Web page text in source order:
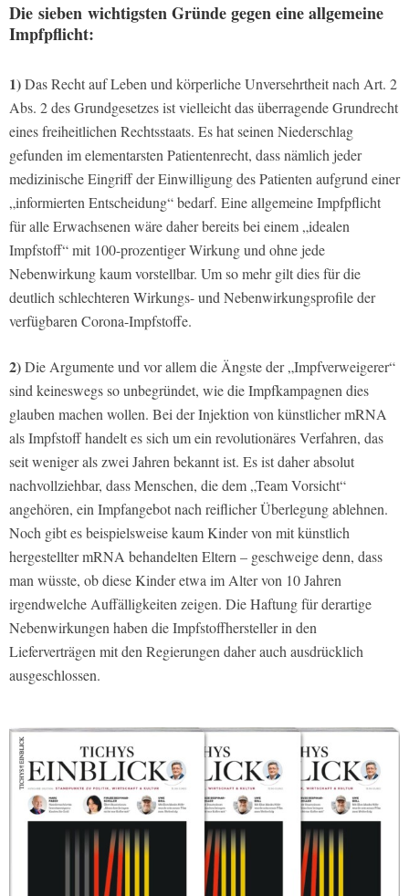
Die sieben wichtigsten Gründe gegen eine allgemeine
Impfpflicht:
1)Das Recht auf Leben und körperliche Unversehrtheit nach Art. 2
Abs. 2 des Grundgesetzes ist vielleicht das überragende Grundrecht
eines freiheitlichen Rechtsstaats. Es hat seinen Niederschlag
gefunden im elementarsten Patientenrecht, dass nämlich jeder
medizinische Eingriff der Einwilligung des Patienten aufgrund einer
„informierten Entscheidung“ bedarf. Eine allgemeine Impfpflicht
für alle Erwachsenen wäre daher bereits bei einem „idealen
Impfstoff“ mit 100-prozentiger Wirkung und ohne jede
Nebenwirkung kaum vorstellbar. Um so mehr gilt dies für die
deutlich schlechteren Wirkungs- und Nebenwirkungsprofile der
verfügbaren Corona-Impfstoffe.
2)Die Argumente und vor allem die Ängste der „Impfverweigerer“
sind keineswegs so unbegründet, wie die Impfkampagnen dies
glauben machen wollen. Bei der Injektion von künstlicher mRNA
als Impfstoff handelt es sich um ein revolutionäres Verfahren, das
seit weniger als zwei Jahren bekannt ist. Es ist daher absolut
nachvollziehbar, dass Menschen, die dem „Team Vorsicht“
angehören, ein Impfangebot nach reiflicher Überlegung ablehnen.
Noch gibt es beispielsweise kaum Kinder von mit künstlich
hergestellter mRNA behandelten Eltern – geschweige denn, dass
man wüsste, ob diese Kinder etwa im Alter von 10 Jahren
irgendwelche Auffälligkeiten zeigen. Die Haftung für derartige
Nebenwirkungen haben die Impfstoffhersteller in den
Lieferverträgen mit den Regierungen daher auch ausdrücklich
ausgeschlossen.